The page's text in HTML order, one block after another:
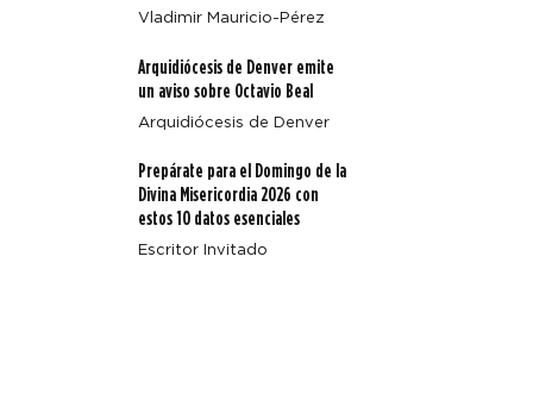
Vladimir Mauricio-Pérez
Arquidiócesis de Denver emite
un aviso sobre Octavio Beal
Arquidiócesis de Denver
Prepárate para el Domingo de la
Divina Misericordia 2026 con
estos 10 datos esenciales
Escritor Invitado